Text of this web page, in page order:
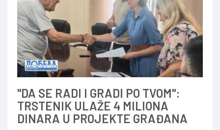
"DA SE RADI I GRADI PO TVOM":
TRSTENIK ULAŽE 4 MILIONA
DINARA U PROJEKTE GRAĐANA